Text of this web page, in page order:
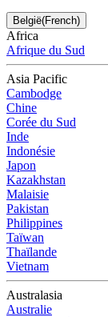
België(French)
Africa
Afrique du Sud
Asia Pacific
Cambodge
Chine
Corée du Sud
Inde
Indonésie
Japon
Kazakhstan
Malaisie
Pakistan
Philippines
Taïwan
Thaïlande
Vietnam
Australasia
Australie